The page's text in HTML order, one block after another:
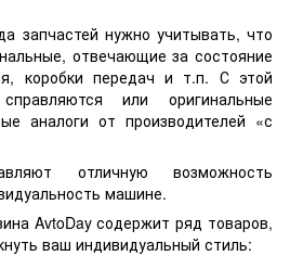
запчастей нужно учитывать, что
отвечающие за состояние
коробки передач и т.п. С этой
или оригинальные
аналоги от производителей «с
отличную возможность
машине.
AvtoDay содержит ряд товаров,
ваш индивидуальный стиль: